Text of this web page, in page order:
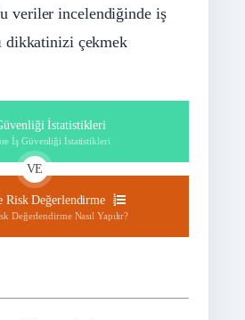
veriler incelendiğinde iş
dikkatinizi çekmek
İstatistikleri
İş Güvenliği İstatistikleri
VE
Risk Değerlendirme
Değerlendirme Nasıl Yapılır?